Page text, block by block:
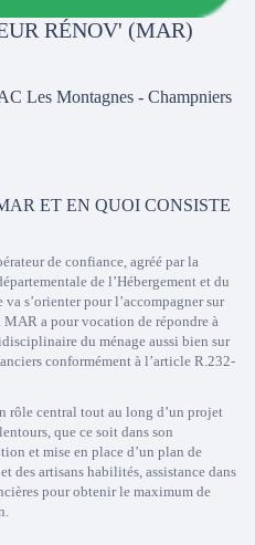
RÉNOV' (MAR)
Les Montagnes - Champniers
ET EN QUOI CONSISTE
de confiance, agréé par la
de l’Hébergement et du
s’orienter pour l’accompagner sur
a pour vocation de répondre à
du ménage aussi bien sur
conformément à l’article R.232-
rôle central tout au long d’un projet
que ce soit dans son
et mise en place d’un plan de
des artisans habilités, assistance dans
pour obtenir le maximum de